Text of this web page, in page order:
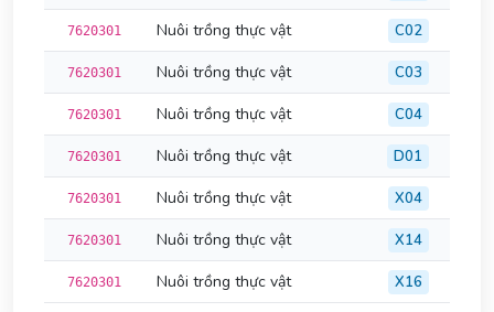
7620301 Nuôi trồng thực vật C02
7620301 Nuôi trồng thực vật C03
7620301 Nuôi trồng thực vật C04
7620301 Nuôi trồng thực vật D01
7620301 Nuôi trồng thực vật X04
7620301 Nuôi trồng thực vật X14
7620301 Nuôi trồng thực vật X16